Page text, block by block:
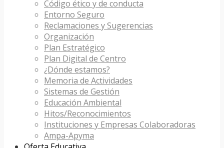
Código ético y de conducta
Entorno Seguro
Reclamaciones y Sugerencias
Organización
Plan Estratégico
Plan Digital de Centro
¿Dónde estamos?
Memoria de Actividades
Sistemas de Gestión
Educación Ambiental
Hitos/Reconocimientos
Instituciones y Empresas Colaboradoras
Ampa-Apyma